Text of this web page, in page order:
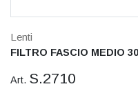
Lenti
FILTRO FASCIO MEDIO
Art. S.2710